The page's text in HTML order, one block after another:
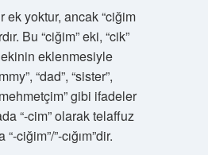
ek yoktur, ancak “ciğim
Bu “ciğim” eki, “cik”
eklenmesiyle
“dad”, “sister”,
gibi ifadeler
“-cim” olarak telaffuz
ciğim”/”-cığım”dir.